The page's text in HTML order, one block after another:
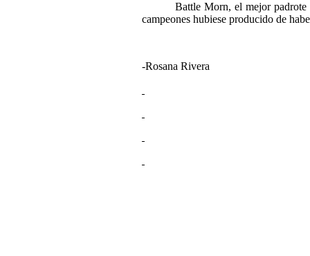
Battle Morn, el mejor padrote
campeones hubiese producido de
-Rosana Rivera